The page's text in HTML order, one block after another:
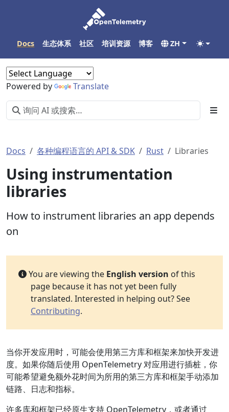
Docs 生态体系 社区 培训资源 博客 ZH
Powered by Translate
Docs 各种编程语言的 API & SDK Rust Libraries
Using instrumentation
libraries
How to instrument libraries an app depends
on
You are viewing the English version of this
page because it has not yet been fully
translated. Interested in helping out? See
Contributing.
当你开发应用时，可能会使用第三方库和框架来加快开发进
度。如果你随后使用 OpenTelemetry 对应用进行插桩，你
可能希望避免额外花时间为所用的第三方库和框架手动添加
链路、日志和指标。
许多库和框架已经原生支持 OpenTelemetry，或者通过